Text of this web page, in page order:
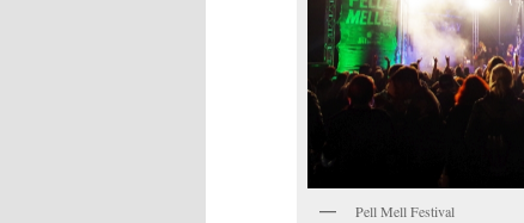
Pell Mell Festival